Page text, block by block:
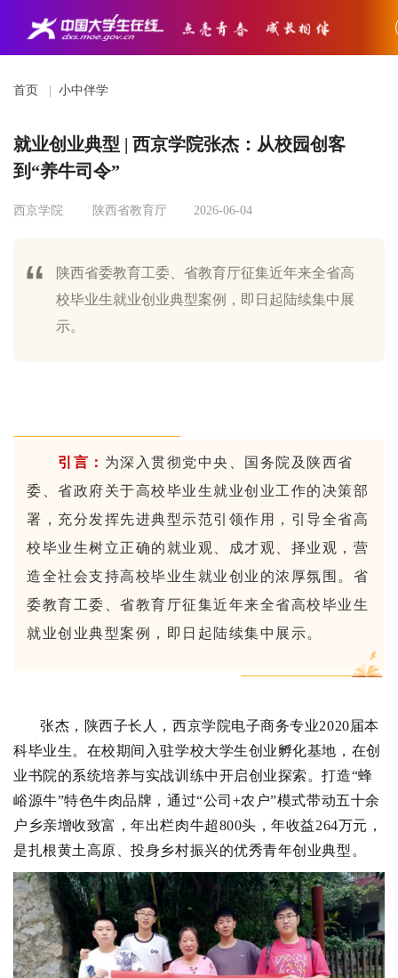
首页 小中伴学
就业创业典型 | 西京学院张杰：从校园创客
到“养牛司令”
西京学院 陕西省教育厅 2026-06-04
陕西省委教育工委、省教育厅征集近年来全省高
校毕业生就业创业典型案例，即日起陆续集中展
示。
引言： 为深入贯彻党中央、国务院及陕西省
委、省政府关于高校毕业生就业创业工作的决策部
署，充分发挥先进典型示范引领作用，引导全省高
校毕业生树立正确的就业观、成才观、择业观，营
造全社会支持高校毕业生就业创业的浓厚氛围。省
委教育工委、省教育厅征集近年来全省高校毕业生
就业创业典型案例，即日起陆续集中展示。
张杰，陕西子长人，西京学院电子商务专业2020届本
科毕业生。在校期间入驻学校大学生创业孵化基地，在创
业书院的系统培养与实战训练中开启创业探索。打造“蜂
峪源牛”特色牛肉品牌，通过“公司+农户”模式带动五十余
户乡亲增收致富，年出栏肉牛超800头，年收益264万元，
是扎根黄土高原、投身乡村振兴的优秀青年创业典型。